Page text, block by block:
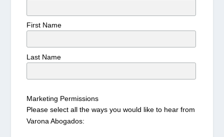
First Name
Last Name
Marketing Permissions
Please select all the ways you would like to hear from
Varona Abogados: